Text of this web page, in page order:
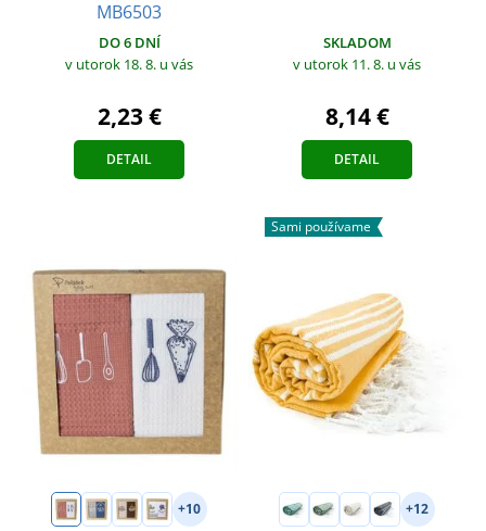
MB6503
DO 6 DNÍ
v utorok 18. 8. u vás
2,23 €
DETAIL
SKLADOM
v utorok 11. 8. u vás
8,14 €
DETAIL
+10
Sami používame
+12